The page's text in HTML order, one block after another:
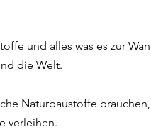
und alles was es zur
die Welt.
Naturbaustoffe
verleihen.